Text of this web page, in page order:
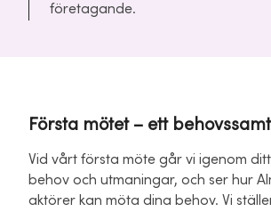
företagande.
Första mötet – ett
Vid vårt första möte går vi igenom
behov och utmaningar, och ser hur
aktörer kan möta dina behov. Vi